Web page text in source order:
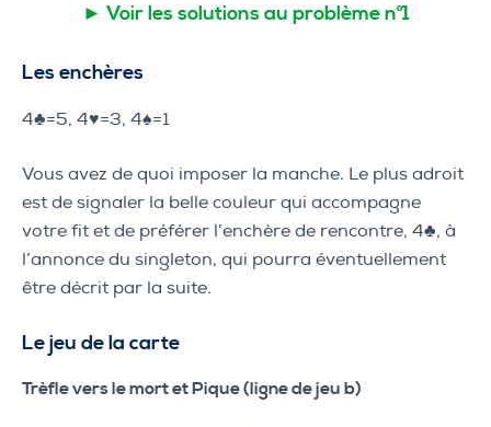
► Voir les solutions au problème n°1
Les enchères
4♣=5, 4♥=3, 4♠=1
Vous avez de quoi imposer la manche. Le plus adroit
est de signaler la belle couleur qui accompagne
votre fit et de préférer l’enchère de rencontre, 4♣, à
l’annonce du singleton, qui pourra éventuellement
être décrit par la suite.
Le jeu de la carte
Trèfle vers le mort et Pique (ligne de jeu b)